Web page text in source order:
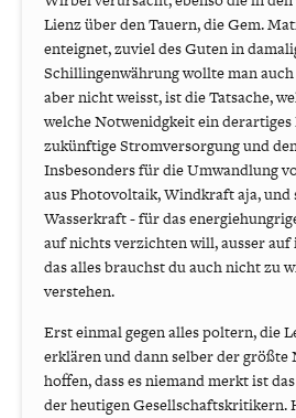
Lienz über den Tauern, die Gem.
enteignet, zuviel des Guten in
Schillingenwährung wollte man auch
aber nicht weisst, ist die Tatsache,
welche Notwenidgkeit ein
zukünftige Stromversorgung und
Insbesonders für die Umwandlung
aus Photovoltaik, Windkraft aja, und
Wasserkraft - für das
auf nichts verzichten will, ausser
das alles brauchst du auch nicht zu
verstehen.
Erst einmal gegen alles poltern, die
erklären und dann selber der größte
hoffen, dass es niemand merkt ist
der heutigen Gesellschaftskritikern.